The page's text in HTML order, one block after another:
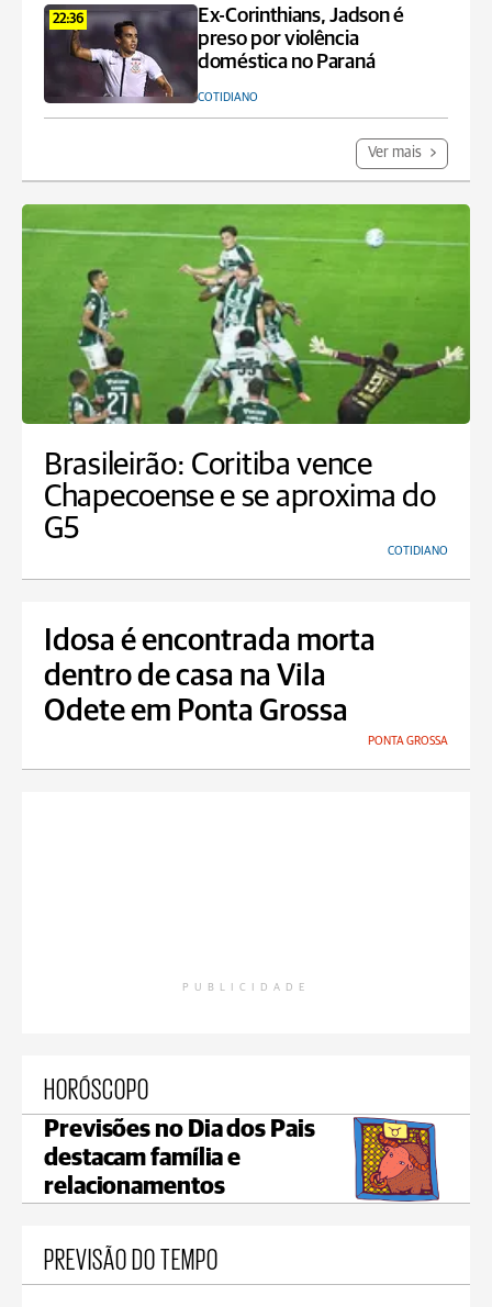
22:36
Ex-Corinthians, Jadson é
preso por violência
doméstica no Paraná
COTIDIANO
Ver mais
Brasileirão: Coritiba vence
Chapecoense e se aproxima do
G5
COTIDIANO
Idosa é encontrada morta
dentro de casa na Vila
Odete em Ponta Grossa
PONTA GROSSA
PUBLICIDADE
HORÓSCOPO
Previsões no Dia dos Pais
destacam família e
relacionamentos
PREVISÃO DO TEMPO